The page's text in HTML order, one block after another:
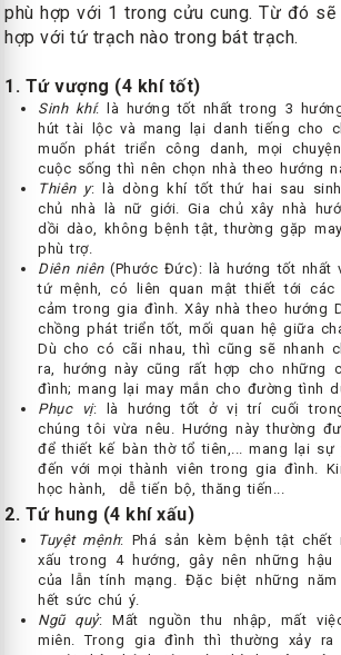
phù hợp với 1 trong cửu cung. Từ đó
hợp với tứ trạch nào trong bát trạch.
1. Tứ vượng (4 khí tốt)
Sinh khí: là hướng tốt nhất trong 3
hút tài lộc và mang lại danh tiếng cho
muốn phát triển công danh, mọi
cuộc sống thì nên chọn nhà theo hướng
Thiên y: là dòng khí tốt thứ hai sau
chủ nhà là nữ giới. Gia chủ xây nhà
dồi dào, không bệnh tật, thường gặp
phù trợ.
Diên niên(Phước Đức): là hướng tốt nhất
tứ mệnh, có liên quan mật thiết tới các
cảm trong gia đình. Xây nhà theo hướng
chồng phát triển tốt, mối quan hệ giữa
Dù cho có cãi nhau, thì cũng sẽ nhanh
ra, hướng này cũng rất hợp cho những
đình; mang lại may mắn cho đường tình
Phục vị: là hướng tốt ở vị trí cuối
chúng tôi vừa nêu. Hướng này thường
để thiết kế bàn thờ tổ tiên,... mang lại sự
đến với mọi thành viên trong gia đình.
học hành, dễ tiến bộ, thăng tiến...
2. Tứ hung (4 khí xấu)
Tuyệt mệnh: Phá sản kèm bệnh tật chết
xấu trong 4 hướng, gây nên những
của lẫn tính mạng. Đặc biệt những
hết sức chú ý.
Ngũ quỷ: Mất nguồn thu nhập, mất
miên. Trong gia đình thì thường xảy ra